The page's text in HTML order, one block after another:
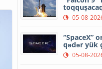
05-08-
“SpaceX”
qədər yük
05-08-